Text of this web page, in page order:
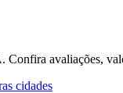
Confira avaliações,
cidades